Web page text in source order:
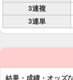
3連複
3連単
結果・成績・オッズ